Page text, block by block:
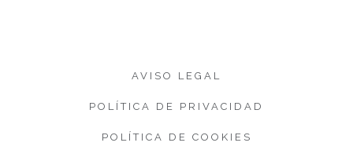
AVISO LEGAL
POLÍTICA DE PRIVACIDAD
POLÍTICA DE COOKIES